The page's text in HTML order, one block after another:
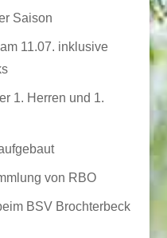
Saison
11.07. inklusive
1. Herren und 1.
von RBO
BSV Brochterbeck